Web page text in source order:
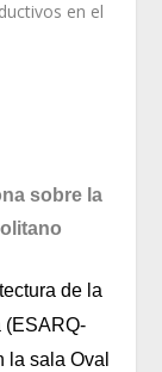
sobre la
de la
(ESARQ-
la sala Oval